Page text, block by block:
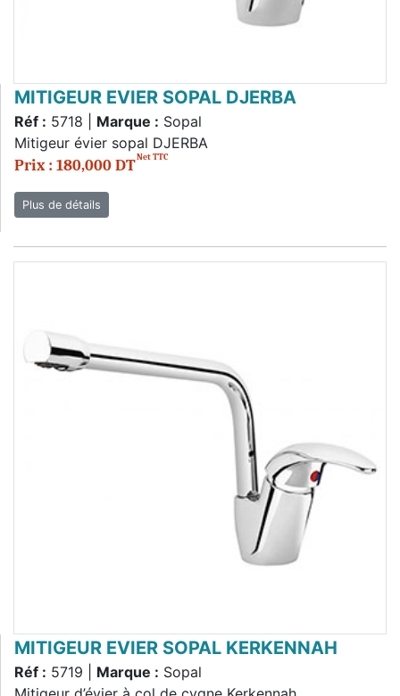
MITIGEUR EVIER SOPAL DJERBA
Réf : 5718 | Marque : Sopal
Mitigeur évier sopal DJERBA
Prix : 180,000 DTNet TTC
Plus de détails
MITIGEUR EVIER SOPAL KERKENNAH
Réf : 5719 | Marque : Sopal